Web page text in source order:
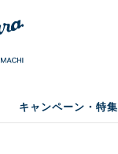
キャンペーン・特集